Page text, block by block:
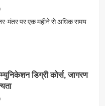
मंतर पर एक महीने से अधिक समय
डिग्री कोर्स, जागरण